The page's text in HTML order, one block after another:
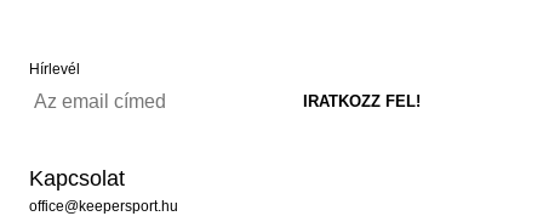
Hírlevél
Kapcsolat
office@keepersport.hu